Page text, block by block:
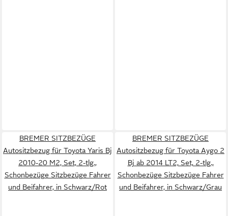
BREMER SITZBEZÜGE
Autositzbezug für Toyota Yaris Bj
2010-20 M2, Set, 2-tlg.,
Schonbezüge Sitzbezüge Fahrer
und Beifahrer, in Schwarz/Rot
BREMER SITZBEZÜGE
Autositzbezug für Toyota Aygo 2
Bj ab 2014 LT2, Set, 2-tlg.,
Schonbezüge Sitzbezüge Fahrer
und Beifahrer, in Schwarz/Grau